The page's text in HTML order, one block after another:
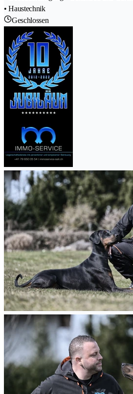
• Haustechnik
Geschlossen